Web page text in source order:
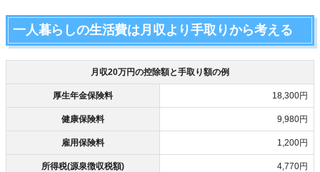
一人暮らしの生活費は月収より手取りから考える
月収20万円の控除額と手取り額の例
厚生年金保険料 18,300円
健康保険料 9,980円
雇用保険料 1,200円
所得税(源泉徴収税額) 4,770円